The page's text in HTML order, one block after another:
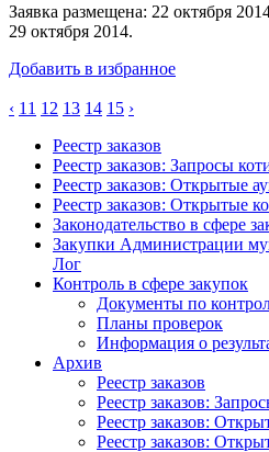
Заявка размещена: 22 октября
29 октября 2014.
Добавить в избранное
‹ 11 12 13 14 15 ›
Реестр заказов
Реестр заказов: Запросы
Реестр заказов: Открытые
Реестр заказов: Открытые
Законодательство в сфере
Закупки Администрации
Лог
Контроль в сфере закупок
Документы по
Планы проверок
Информация о
Архив
Реестр заказов
Реестр заказов:
Реестр заказов:
Реестр заказов: